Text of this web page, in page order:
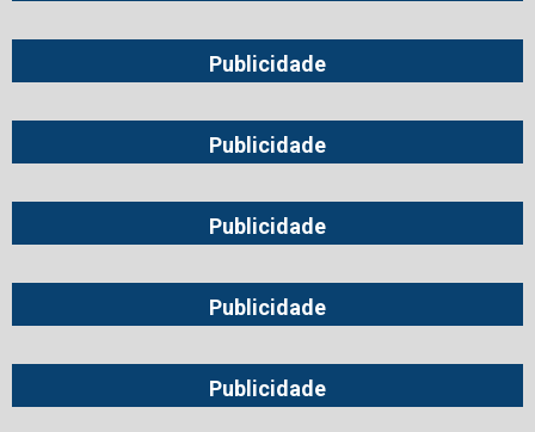
Publicidade
Publicidade
Publicidade
Publicidade
Publicidade